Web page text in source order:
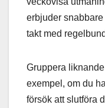
erbjuder
takt med
Gruppera
exempel, om du
försök att slutföra